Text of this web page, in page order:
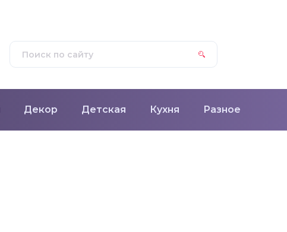
Декор Детская Кухня Разное